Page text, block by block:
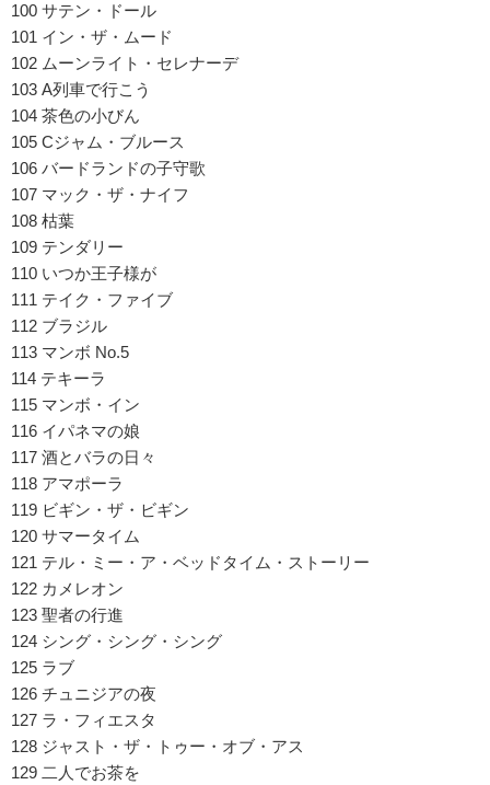
100 サテン・ドール
101 イン・ザ・ムード
102 ムーンライト・セレナーデ
103 A列車で行こう
104 茶色の小びん
105 Cジャム・ブルース
106 バードランドの子守歌
107 マック・ザ・ナイフ
108 枯葉
109 テンダリー
110 いつか王子様が
111 テイク・ファイブ
112 ブラジル
113 マンボ No.5
114 テキーラ
115 マンボ・イン
116 イパネマの娘
117 酒とバラの日々
118 アマポーラ
119 ビギン・ザ・ビギン
120 サマータイム
121 テル・ミー・ア・ベッドタイム・ストーリー
122 カメレオン
123 聖者の行進
124 シング・シング・シング
125 ラブ
126 チュニジアの夜
127 ラ・フィエスタ
128 ジャスト・ザ・トゥー・オブ・アス
129 二人でお茶を